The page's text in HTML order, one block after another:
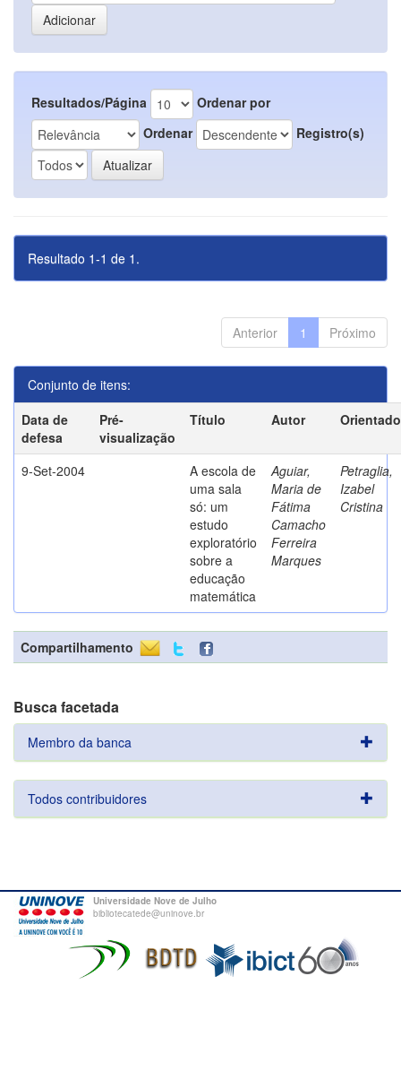
Resultados/Página
Ordenar por
Ordenar
Registro(s)
Resultado 1-1 de 1.
Anterior 1 Próximo
Conjunto de itens:
Data de
defesa
Pré-
visualização
Título Autor
9-Set-2004
A escola de
uma sala
só: um
estudo
exploratório
sobre a
educação
matemática
Aguiar,
Maria de
Fátima
Camacho
Ferreira
Marques
Petraglia,
Izabel
Cristina
Compartilhamento
Busca facetada
Membro da banca
Todos contribuidores
Universidade Nove de Julho
bibliotecatede@uninove.br